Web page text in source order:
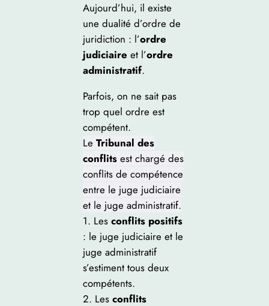
Aujourd’hui, il existe
une dualité d’ordre de
juridiction : l’ordre
judiciaire et l’ordre
administratif.
Parfois, on ne sait pas
trop quel ordre est
compétent.
Le Tribunal des
conflitsest chargé des
conflits de compétence
entre le juge judiciaire
et le juge administratif.
1. Les conflits positifs
: le juge judiciaire et le
juge administratif
s’estiment tous deux
compétents.
2. Les conflits